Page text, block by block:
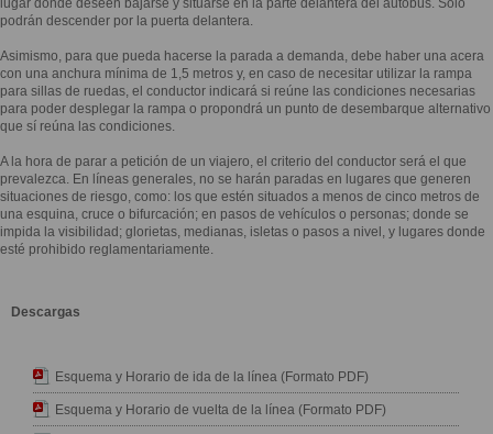
lugar donde deseen bajarse y situarse en la parte delantera del autobús. Solo
podrán descender por la puerta delantera.
Asimismo, para que pueda hacerse la parada a demanda, debe haber una acera
con una anchura mínima de 1,5 metros y, en caso de necesitar utilizar la rampa
para sillas de ruedas, el conductor indicará si reúne las condiciones necesarias
para poder desplegar la rampa o propondrá un punto de desembarque alternativo
que sí reúna las condiciones.
A la hora de parar a petición de un viajero, el criterio del conductor será el que
prevalezca. En líneas generales, no se harán paradas en lugares que generen
situaciones de riesgo, como: los que estén situados a menos de cinco metros de
una esquina, cruce o bifurcación; en pasos de vehículos o personas; donde se
impida la visibilidad; glorietas, medianas, isletas o pasos a nivel, y lugares donde
esté prohibido reglamentariamente.
Descargas
Esquema y Horario de ida de la línea (Formato PDF)
Esquema y Horario de vuelta de la línea (Formato PDF)